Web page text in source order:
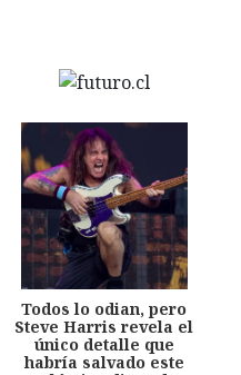
Todos lo odian, pero
Steve Harris revela el
único detalle que
habría salvado este